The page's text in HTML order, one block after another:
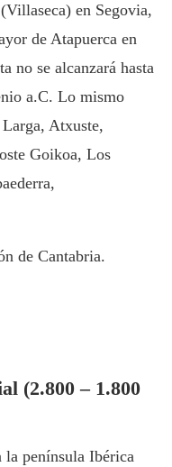
en Segovia,
de Atapuerca en
no se alcanzará hasta
a.C. Lo mismo
Atxuste,
Goikoa, Los
de Cantabria.
(2.800 – 1.800
península Ibérica